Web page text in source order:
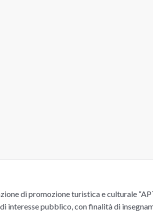
di promozione turistica e culturale
interesse pubblico, con finalità di